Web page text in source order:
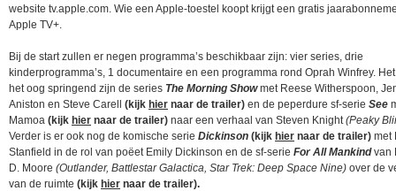
website tv.apple.com. Wie een Apple-toestel koopt krijgt een gratis
Apple TV+.
Bij de start zullen er negen programma’s beschikbaar zijn: vier series, drie
kinderprogramma’s, 1 documentaire en een programma rond Oprah Winfrey.
het oog springend zijn de series The Morning Show met Reese Witherspoon,
Aniston en Steve Carell
(kijk hier naar de trailer) en de peperdure sf-serie See
Mamoa (kijk hier naar de trailer) naar een verhaal van Steven Knight(Peaky
Verder is er ook nog de komische serie Dickinson (kijk hier naar de trailer) met
Stanfield in de rol van poëet Emily Dickinson en de sf-serie For All Mankindvan
D. Moore (Outlander, Battlestar Galactica, Star Trek: Deep Space Nine) over de
van de ruimte (kijk hier naar de trailer).